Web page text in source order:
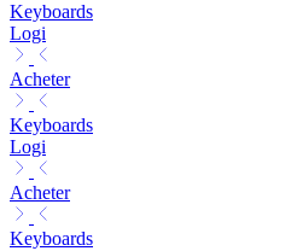
Keyboards
Logi
Acheter
Keyboards
Logi
Acheter
Keyboards